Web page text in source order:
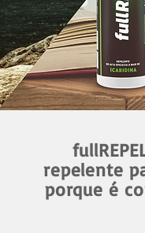
repelente
porque é